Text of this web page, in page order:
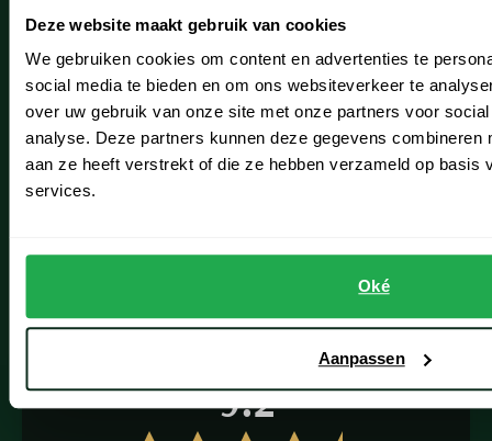
Deze website maakt gebruik van cookies
We gebruiken cookies om content en advertenties te
social media te bieden en om ons websiteverkeer te
over uw gebruik van onze site met onze partners voor
analyse. Deze partners kunnen deze gegevens combineren
aan ze heeft verstrekt of die ze hebben verzameld op basis
services.
Oké
Aanpassen
Seidensticker
Slater
State of Art
Superdry
Tenson
Thomas Maine
Tramarossa
Vanguard
William Lockie
Grote maten herenkleding
Paul & Shark specialist
VIP member
Inspiratie
9.2